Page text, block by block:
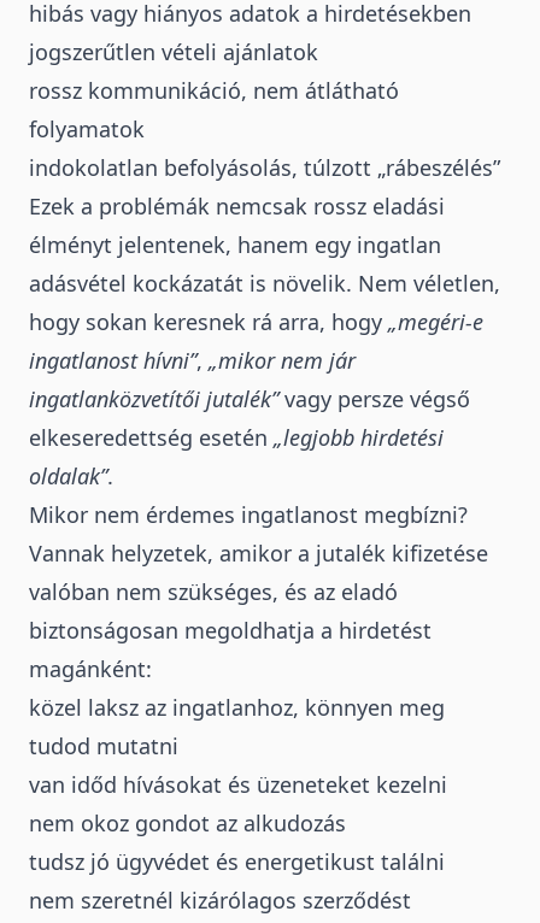
hibás vagy hiányos adatok a hirdetésekben
jogszerűtlen vételi ajánlatok
rossz kommunikáció, nem átlátható
folyamatok
indokolatlan befolyásolás, túlzott „rábeszélés”
Ezek a problémák nemcsak rossz eladási
élményt jelentenek, hanem egy ingatlan
adásvétel kockázatát is növelik. Nem véletlen,
hogy sokan keresnek rá arra, hogy „megéri-e
ingatlanost hívni”, „mikor nem jár
ingatlanközvetítői jutalék”vagy persze végső
elkeseredettség esetén „legjobb hirdetési
oldalak”.
Mikor nem érdemes ingatlanost megbízni?
Vannak helyzetek, amikor a jutalék kifizetése
valóban nem szükséges, és az eladó
biztonságosan megoldhatja a hirdetést
magánként:
közel laksz az ingatlanhoz, könnyen meg
tudod mutatni
van időd hívásokat és üzeneteket kezelni
nem okoz gondot az alkudozás
tudsz jó ügyvédet és energetikust találni
nem szeretnél kizárólagos szerződést